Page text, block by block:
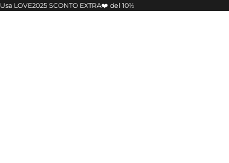
Usa LOVE2025 SCONTO EXTRA❤️ del 10%